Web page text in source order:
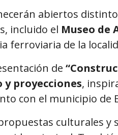
abiertos
incluido el Museo de
ferroviaria de la
de
proyecciones,
con el municipio de
culturales y